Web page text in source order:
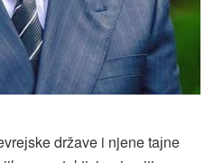
države i njene taјne